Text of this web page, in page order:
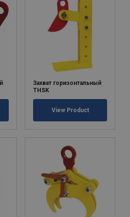
Захват горизонтальный
THSK
View Product